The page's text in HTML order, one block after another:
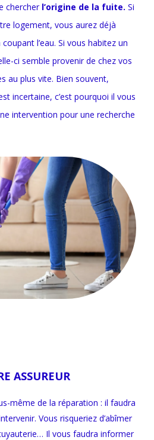
chercher l’origine de la fuite. Si
logement, vous aurez déjà
l’eau. Si vous habitez un
ci semble provenir de chez vos
au plus vite. Bien souvent,
incertaine, c’est pourquoi il vous
intervention pour une recherche
ASSUREUR
même de la réparation : il faudra
Vous risqueriez d’abîmer
Il vous faudra informer